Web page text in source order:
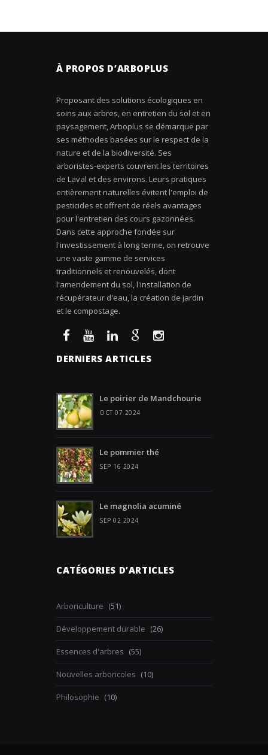
À PROPOS D’ARBOPLUS
Proposant des solutions écologiques en
soins aux arbres, en entretien du sol et en
paysagement, Arboplus se démarque par
ses méthodes basées sur le respect de la
nature et de la biodiversité. Ses
arboristes-experts couvrent les territoires
de Laval et des environs. Leurs pratiques
entièrement naturelles évitent l'emploi de
pesticides et offrent de réels avantages
pour l'entretien des cours gazonnées.
Dans cette approche fondée sur
l'investissement à long terme, on retrouve
une vaste gamme de services
traditionnels et renouvelés, dont
l'amendement du sol, l'installation de
récupérateur d'eau, la création de jardin
et le compostage.
DERNIERS ARTICLES
Le poirier de Mandchourie
OCT 07 2024
Le pommier thé
SEP 16 2024
Le magnolia acuminé
SEP 02 2024
CATÉGORIES D’ARTICLES
Arboriculture (51)
Développement durable (26)
Essences d'arbres (55)
Nouvelles arboricoles (10)
Philosophie (10)